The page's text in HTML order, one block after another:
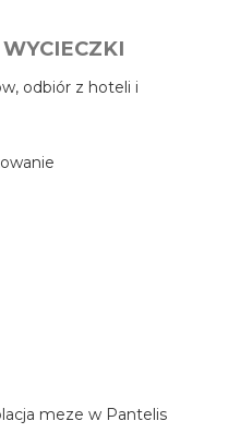
odbiór z hoteli i
meze w Pantelis